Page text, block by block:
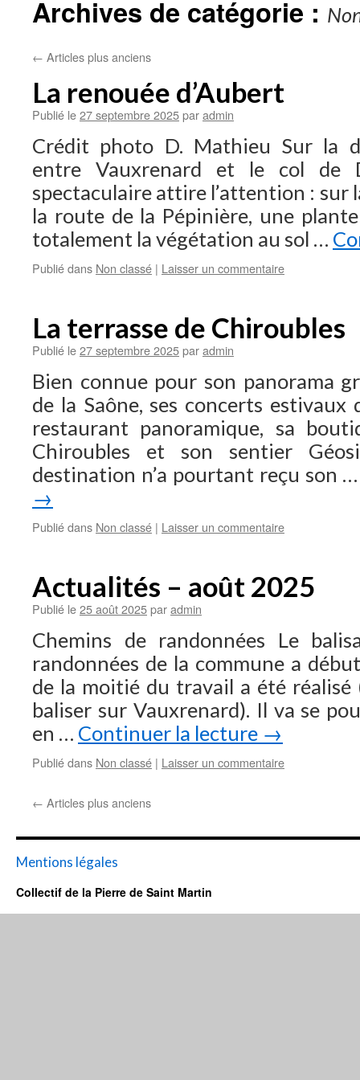
Archives de catégorie :
← Articles plus anciens
La renouée d’Aubert
Publié le27 septembre 2025paradmin
Crédit photo D. Mathieu Sur la
entre Vauxrenard et le col de
spectaculaire attire l’attention : sur
la route de la Pépinière, une
totalement la végétation au sol …
Publié dans Non classé | Laisser un commentaire
La terrasse de Chiroubles
Publié le27 septembre 2025paradmin
Bien connue pour son panorama
de la Saône, ses concerts estivaux
restaurant panoramique, sa
Chiroubles et son sentier
destination n’a pourtant reçu son
→
Publié dans Non classé | Laisser un commentaire
Actualités – août 2025
Publié le25 août 2025paradmin
Chemins de randonnées Le
randonnées de la commune a
de la moitié du travail a été réalisé
baliser sur Vauxrenard). Il va se
en … Continuer la lecture →
Publié dans Non classé | Laisser un commentaire
← Articles plus anciens
Mentions légales
Collectif de la Pierre de Saint Martin